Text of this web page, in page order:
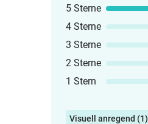
5 Sterne
4 Sterne
3 Sterne
2 Sterne
1 Stern
Visuell anregend (1)